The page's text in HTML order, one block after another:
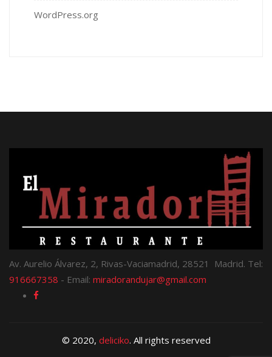
WordPress.org
Av. Aurelio Álvarez, 2, Rivas-Vaciamadrid, 28521 Madrid. Tel:
916667358 - Email: miradorandujar@gmail.com
© 2020, deliciko. All rights reserved